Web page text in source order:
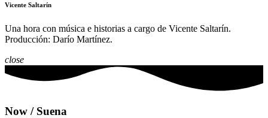
Vicente Saltarín
Una hora con música e historias a cargo de Vicente Saltarín.
Producción: Darío Martínez.
close
Now / Suena